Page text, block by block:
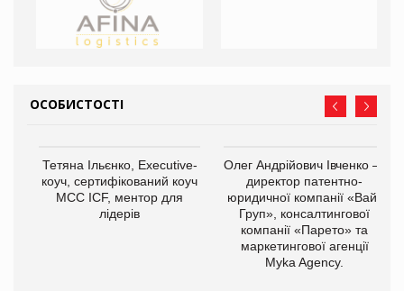
ОСОБИСТОСТІ
Тетяна Ільєнко, Executive-
коуч, сертифікований коуч
МСС ICF, ментор для
лідерів
Олег Андрійович Івченко —
директор патентно-
юридичної компанії «Вайз
Груп», консалтингової
компанії «Парето» та
маркетингової агенції
Myka Agency.